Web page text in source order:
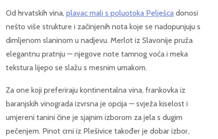
Od hrvatskih vina, plavac mali s poluotoka Pelješca donosi
nešto više strukture i začinjenih nota koje se nadopunjuju s
dimljenom slaninom u nadjevu. Merlot iz Slavonije pruža
elegantnu pratnju — njegove note tamnog voća i meka
tekstura lijepo se slažu s mesnim umakom.
Za one koji preferiraju kontinentalna vina, frankovka iz
baranjskih vinograda izvrsna je opcija — svježa kiselost i
umjereni tanini čine je sjajnim izborom za jela s dugim
pečenjem. Pinot crni iz Plešivice također je dobar izbor,